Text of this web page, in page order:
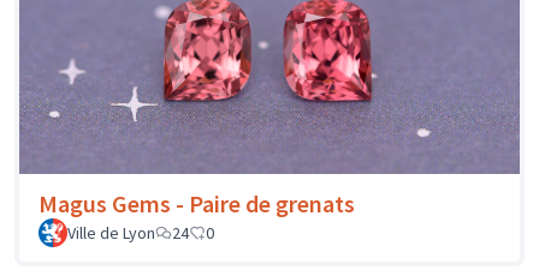
Magus Gems - Paire de grenats
Ville de Lyon 24 0